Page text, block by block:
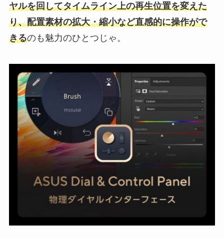
ヤルを回してタイムライン上の再生位置を変えた
り、配置素材の拡大・縮小など直感的に操作がで
きるのも魅力のひとつじゃ。